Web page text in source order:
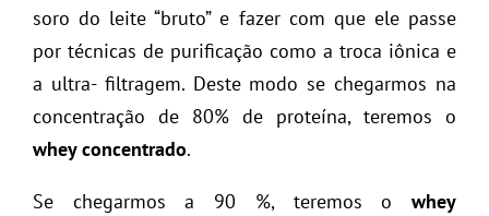
soro do leite “bruto” e fazer com que ele passe
por técnicas de purificação como a troca iônica e
a ultra- filtragem. Deste modo se chegarmos na
concentração de 80% de proteína, teremos o
whey concentrado.
Se chegarmos a 90 %, teremos o whey